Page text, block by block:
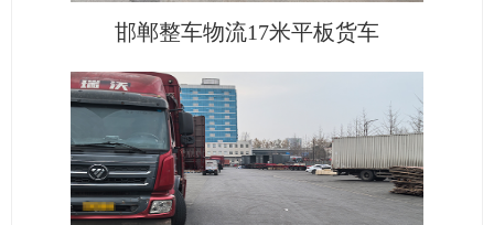
邯郸整车物流17米平板货车